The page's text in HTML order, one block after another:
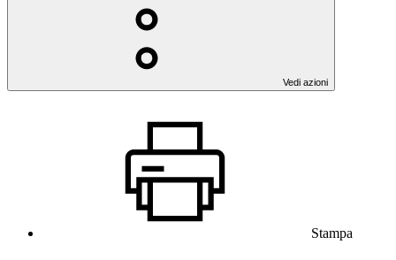
Vedi azioni
Stampa